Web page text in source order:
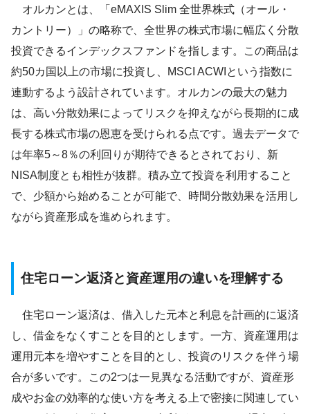
オルカンとは、「eMAXIS Slim 全世界株式（オール・
カントリー）」の略称で、全世界の株式市場に幅広く分散
投資できるインデックスファンドを指します。この商品は
約50カ国以上の市場に投資し、MSCI ACWIという指数に
連動するよう設計されています。オルカンの最大の魅力
は、高い分散効果によってリスクを抑えながら長期的に成
長する株式市場の恩恵を受けられる点です。過去データで
は年率5～8％の利回りが期待できるとされており、新
NISA制度とも相性が抜群。積み立て投資を利用すること
で、少額から始めることが可能で、時間分散効果を活用し
ながら資産形成を進められます。
住宅ローン返済と資産運用の違いを理解する
住宅ローン返済は、借入した元本と利息を計画的に返済
し、借金をなくすことを目的とします。一方、資産運用は
運用元本を増やすことを目的とし、投資のリスクを伴う場
合が多いです。この2つは一見異なる活動ですが、資産形
成やお金の効率的な使い方を考える上で密接に関連してい